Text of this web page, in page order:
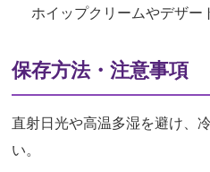
ホイップクリームやデザー
保存方法・注意事項
直射日光や高温多湿を避け、
い。